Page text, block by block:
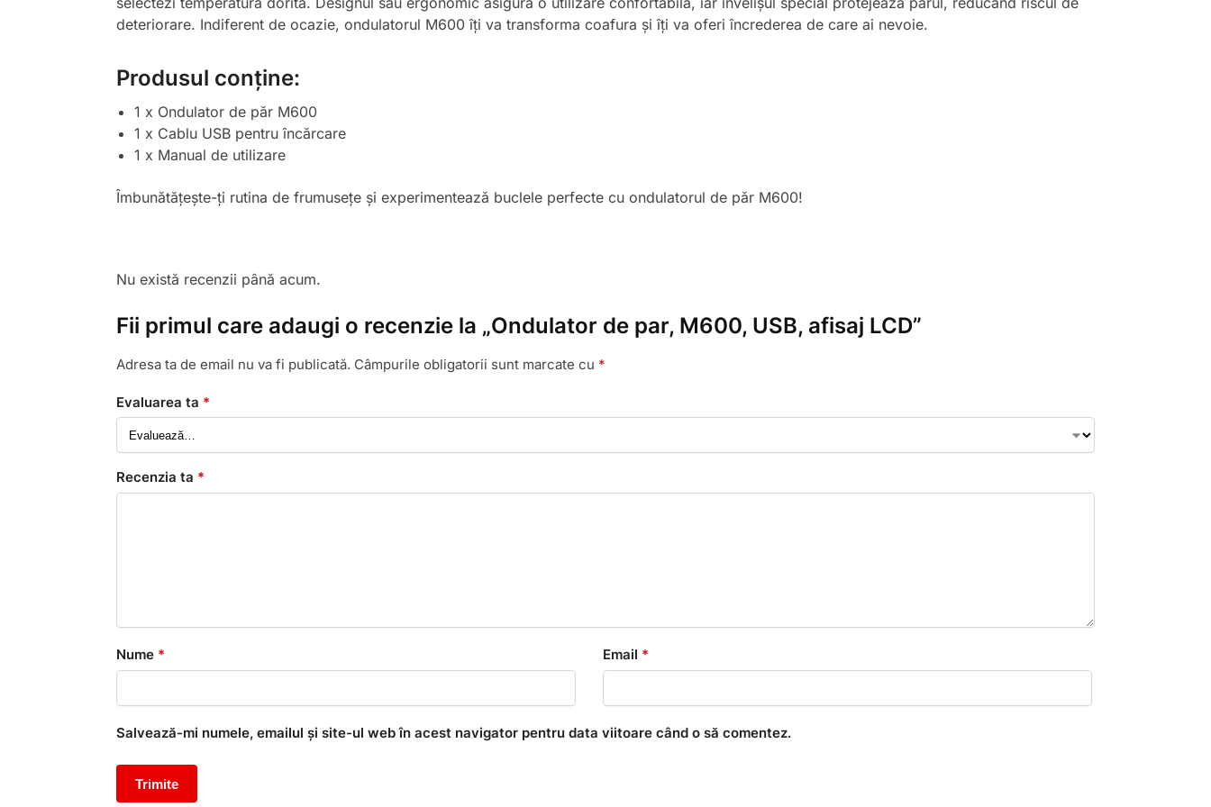
deteriorare. Indiferent de ocazie, ondulatorul M600 îți va transforma coafura și îți va oferi încrederea de care ai nevoie.
Produsul conține:
1 x Ondulator de păr M600
1 x Cablu USB pentru încărcare
1 x Manual de utilizare
Îmbunătățește-ți rutina de frumusețe și experimentează buclele perfecte cu ondulatorul de păr M600!
Nu există recenzii până acum.
Fii primul care adaugi o recenzie la „Ondulator de par, M600, USB, afisaj LCD”
Adresa ta de email nu va fi publicată. Câmpurile obligatorii sunt marcate cu *
Evaluarea ta *
Recenzia ta *
Nume * Email *
Salvează-mi numele, emailul și site-ul web în acest navigator pentru data viitoare când o să comentez.